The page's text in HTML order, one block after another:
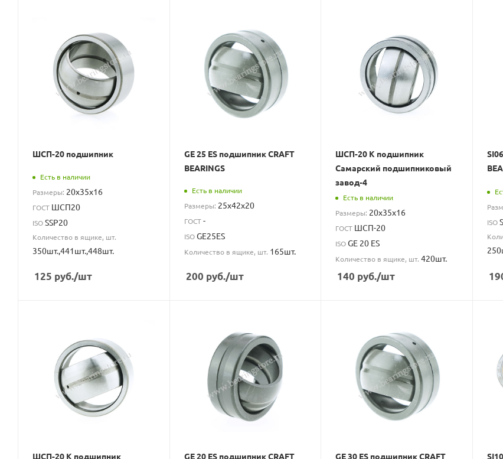
ШСП-20 подшипник
Есть в наличии
Размеры: 20x35x16
ГОСТ ШСП20
ISOSSP20
Количество в ящике, шт.
350шт.,441шт.,448шт.
125 руб./шт
GE 25 ES подшипник CRAFT
BEARINGS
Есть в наличии
Размеры: 25x42x20
ГОСТ-
ISOGE25ES
Количество в ящике, шт. 165шт.
200 руб./шт
ШСП-20 К подшипник
Самарский подшипниковый
завод-4
Есть в наличии
Размеры: 20x35x16
ГОСТ ШСП-20
ISOGE 20 ES
Количество в ящике, шт.420шт.
140 руб./шт
ISO
ШСП-20 К подшипник
GE 20 ES подшипник CRAFT
GE 30 ES подшипник CRAFT